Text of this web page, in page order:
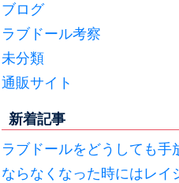
ブログ
ラブドール考察
未分類
通販サイト
新着記事
ラブドールをどうしても手
ならなくなった時にはレイ